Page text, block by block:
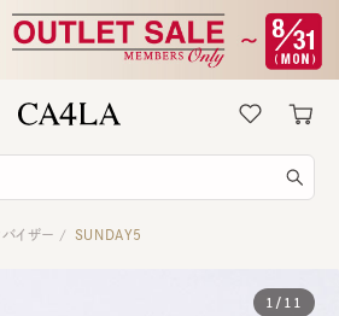
イザー / SUNDAY5
1 / 11